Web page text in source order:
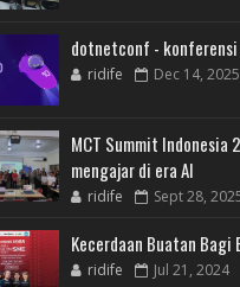
dotnetconf -
ridife Dec 14, 2025
MCT Summit Indonesia
mengajar di era AI
ridife Sept 28,
Kecerdaan Buatan Bagi
ridife Jul 21, 2024